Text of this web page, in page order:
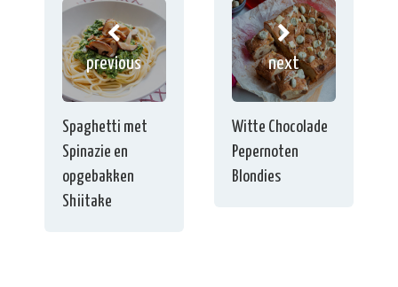
previous
Spaghetti met
Spinazie en
opgebakken
Shiitake
next
Witte Chocolade
Pepernoten
Blondies